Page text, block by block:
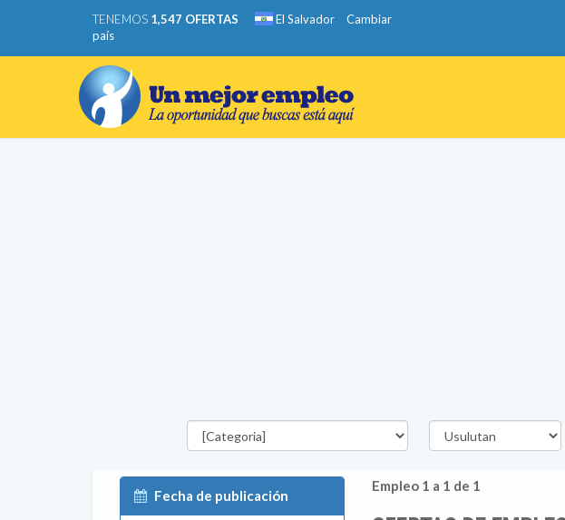
TENEMOS 1,547 OFERTAS El Salvador
Cambiar
país
Categorías Departamento
Fecha de publicación
Empleo 1 a 1 de 1